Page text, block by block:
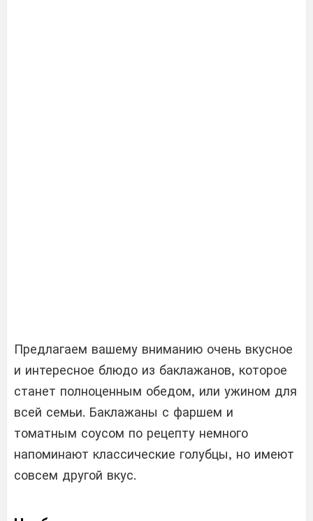
Предлагаем вашему вниманию очень вкусное
и интересное блюдо из баклажанов, которое
станет полноценным обедом, или ужином для
всей семьи. Баклажаны с фаршем и
томатным соусом по рецепту немного
напоминают классические голубцы, но имеют
совсем другой вкус.